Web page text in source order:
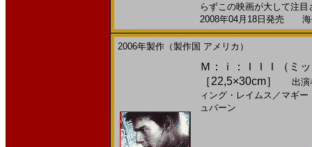
らずこの映画が大して注
2008年04月18日発売 海
2006年製作（製作国 アメリカ）
Ｍ：ｉ：ＩＩＩ（ミ
［22,5×30cm］
出演
ィング・レイムス ／ マギー
ュバーン